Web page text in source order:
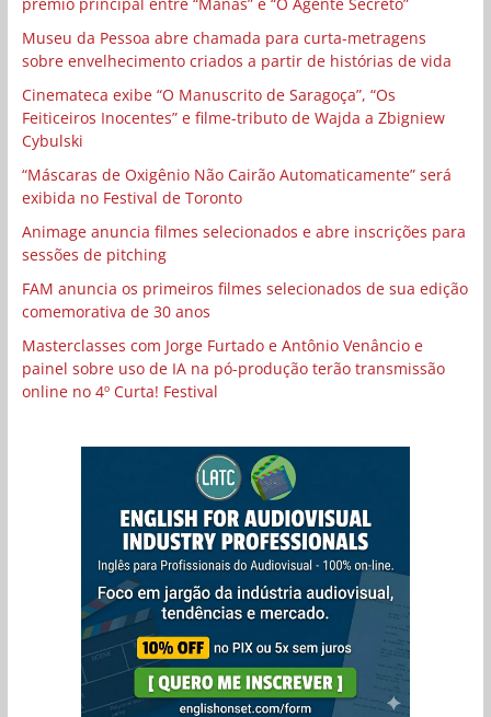
Museu da Pessoa abre chamada para curta-metragens
sobre envelhecimento criados a partir de histórias de vida
Cinemateca exibe “O Manuscrito de Saragoça”, “Os
Feiticeiros Inocentes” e filme-tributo de Wajda a Zbigniew
Cybulski
“Máscaras de Oxigênio Não Cairão Automaticamente” será
exibida no Festival de Toronto
Animage anuncia filmes selecionados e abre inscrições para
sessões de pitching
FAM anuncia os primeiros filmes selecionados de sua edição
comemorativa de 30 anos
Masterclasses com Jorge Furtado e Antônio Venâncio e
painel sobre uso de IA na pó-produção terão transmissão
online no 4º Curta! Festival